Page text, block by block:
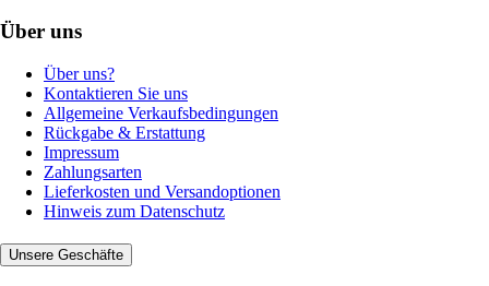
Über uns
Über uns?
Kontaktieren Sie uns
Allgemeine Verkaufsbedingungen
Rückgabe & Erstattung
Impressum
Zahlungsarten
Lieferkosten und Versandoptionen
Hinweis zum Datenschutz
Unsere Geschäfte